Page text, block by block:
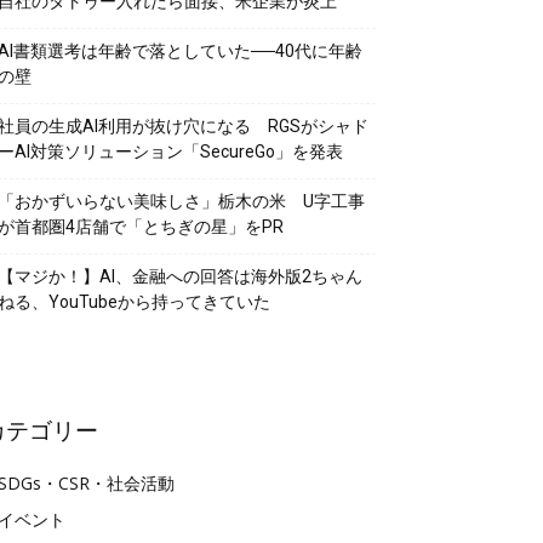
書類選考は年齢で落としていた──40代に年齢
壁
員の生成AI利用が抜け穴になる RGSがシャド
AI対策ソリューション「SecureGo」を発表
おかずいらない美味しさ」栃木の米 U字工事
首都圏4店舗で「とちぎの星」をPR
マジか！】AI、金融への回答は海外版2ちゃん
る、YouTubeから持ってきていた
テゴリー
・CSR・社会活動
ベント